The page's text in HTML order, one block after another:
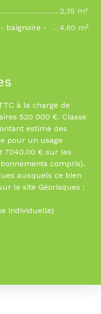
2,35 m²
baignoire -
4,60 m²
à la charge de
520 000 €. Classe
estimé des
pour un usage
7040.00 € sur les
compris).
auxquels ce bien
le site Géorisques :
individuelle)